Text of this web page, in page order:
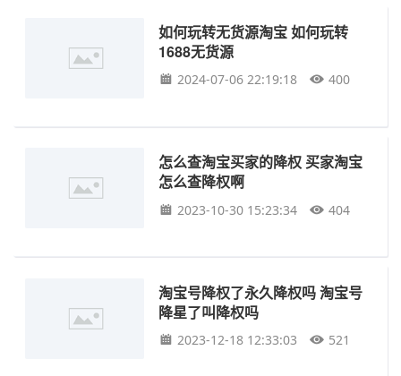
如何玩转无货源淘宝 如何玩转
1688无货源
2024-07-06 22:19:18 400
怎么查淘宝买家的降权 买家淘宝
怎么查降权啊
2023-10-30 15:23:34 404
淘宝号降权了永久降权吗 淘宝号
降星了叫降权吗
2023-12-18 12:33:03 521